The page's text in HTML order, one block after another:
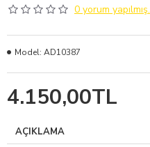
0 yorum yapılmış.
4.150,00TL
Model: AD10387
AÇIKLAMA